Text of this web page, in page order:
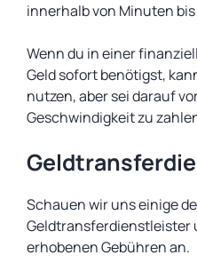
innerhalb von Minuten
Wenn du in einer
Geld sofort benötigst,
nutzen, aber sei darauf
Geschwindigkeit zu
Schauen wir uns einige
Geldtransferdienstleister
erhobenen Gebühren an.